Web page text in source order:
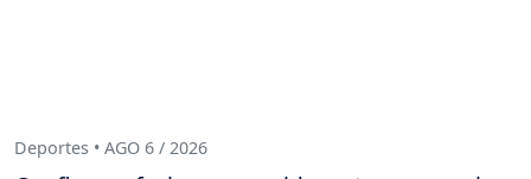
Deportes • AGO 6 / 2026